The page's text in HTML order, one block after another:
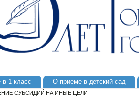
1 класс О приеме в детский сад
СУБСИДИЙ НА ИНЫЕ ЦЕЛИ